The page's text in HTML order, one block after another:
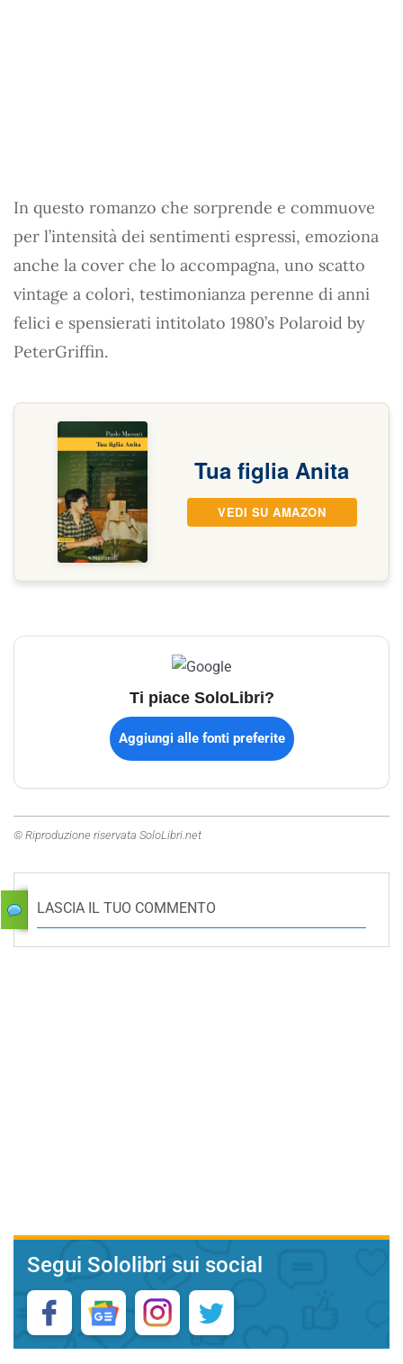
In questo romanzo che sorprende e commuove
per l’intensità dei sentimenti espressi, emoziona
anche la cover che lo accompagna, uno scatto
vintage a colori, testimonianza perenne di anni
felici e spensierati intitolato 1980’s Polaroid by
PeterGriffin.
Tua figlia Anita
VEDI SU AMAZON
Ti piace SoloLibri?
Aggiungi alle fonti preferite
© Riproduzione riservata SoloLibri.net
LASCIA IL TUO COMMENTO
Segui Sololibri sui social